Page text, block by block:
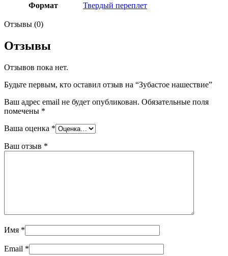
Формат Твердый переплет
Отзывы (0)
Отзывы
Отзывов пока нет.
Будьте первым, кто оставил отзыв на “Зубастое нашествие”
Ваш адрес email не будет опубликован. Обязательные поля
помечены *
Ваша оценка *
Ваш отзыв *
Имя *
Email *